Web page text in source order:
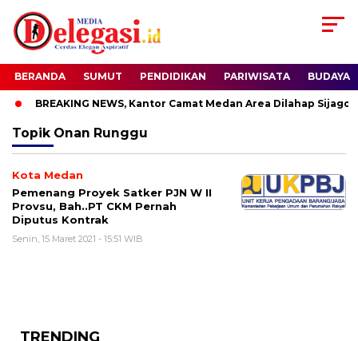
BERANDA SUMUT PENDIDIKAN PARIWISATA BUDAYA
BREAKING NEWS, Kantor Camat Medan Area Dilahap Sijago
Topik Onan Runggu
Kota Medan
Pemenang Proyek Satker PJN W II
Provsu, Bah..PT CKM Pernah
Diputus Kontrak
Senin, 15 Maret 2021 - 15:51 WIB
TRENDING